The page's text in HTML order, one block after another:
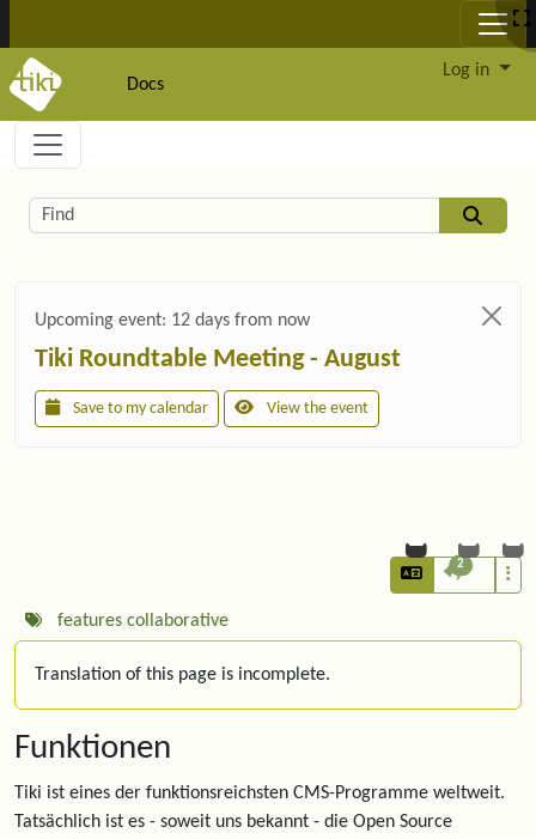
Docs
Log in
Navigation and related functionality and
Related content
Find
Upcoming event: 12 days from now
Tiki Roundtable Meeting - August
Save to my calendar View the event
2
features collaborative
Translation of this page is incomplete.
Funktionen
Tiki ist eines der funktionsreichsten CMS-Programme weltweit.
Tatsächlich ist es - soweit uns bekannt - die Open Source